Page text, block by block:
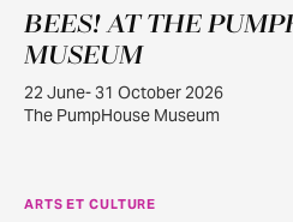
JUIN
22
BEES! AT THE
MUSEUM
22 June- 31 October 2026
The PumpHouse Museum
ARTS ET CULTURE